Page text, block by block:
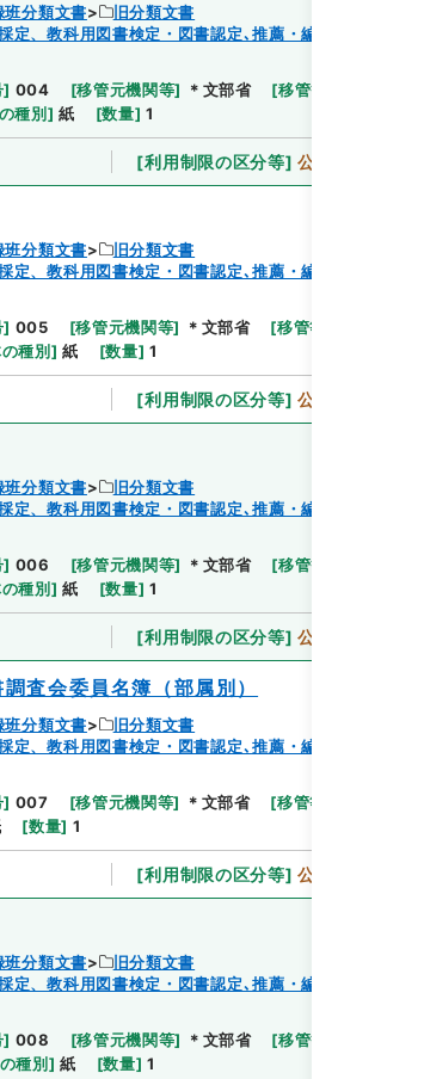
分類文書
旧分類文書
、教科用図書検定・図書認定､推薦・編纂出版、蔵書）
] 004 [移管元機関等] ＊文部省 [移管等年度
種別 ] 紙 [数量] 1
[利用制限の区分等] 公開
分類文書
旧分類文書
、教科用図書検定・図書認定､推薦・編纂出版、蔵書）
] 005 [移管元機関等] ＊文部省 [移管等年度
種別 ] 紙 [数量] 1
[利用制限の区分等] 公開
分類文書
旧分類文書
、教科用図書検定・図書認定､推薦・編纂出版、蔵書）
] 006 [移管元機関等] ＊文部省 [移管等年度
種別 ] 紙 [数量] 1
[利用制限の区分等] 公開
査会委員名簿（部属別）
分類文書
旧分類文書
、教科用図書検定・図書認定､推薦・編纂出版、蔵書）
] 007 [移管元機関等] ＊文部省 [移管等年度
[数量] 1
[利用制限の区分等] 公開
分類文書
旧分類文書
、教科用図書検定・図書認定､推薦・編纂出版、蔵書）
] 008 [移管元機関等] ＊文部省 [移管等年度
種別 ] 紙 [数量] 1